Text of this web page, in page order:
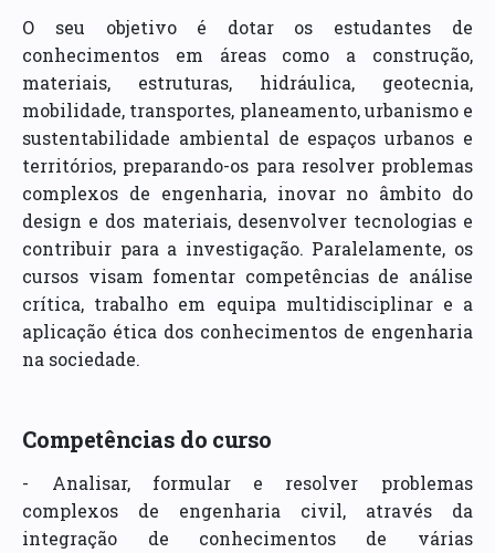
O seu objetivo é dotar os estudantes de
conhecimentos em áreas como a construção,
materiais, estruturas, hidráulica, geotecnia,
mobilidade, transportes, planeamento, urbanismo e
sustentabilidade ambiental de espaços urbanos e
territórios, preparando-os para resolver problemas
complexos de engenharia, inovar no âmbito do
design e dos materiais, desenvolver tecnologias e
contribuir para a investigação. Paralelamente, os
cursos visam fomentar competências de análise
crítica, trabalho em equipa multidisciplinar e a
aplicação ética dos conhecimentos de engenharia
na sociedade.
Competências do curso
- Analisar, formular e resolver problemas
complexos de engenharia civil, através da
integração de conhecimentos de várias